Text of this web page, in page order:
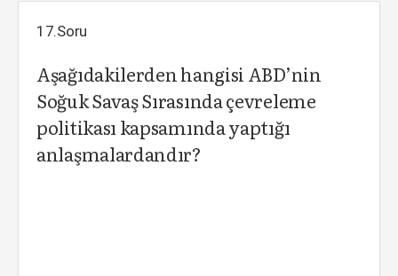
17.Soru
Aşağıdakilerden hangisi ABD’nin
Soğuk Savaş Sırasında çevreleme
politikası kapsamında yaptığı
anlaşmalardandır?